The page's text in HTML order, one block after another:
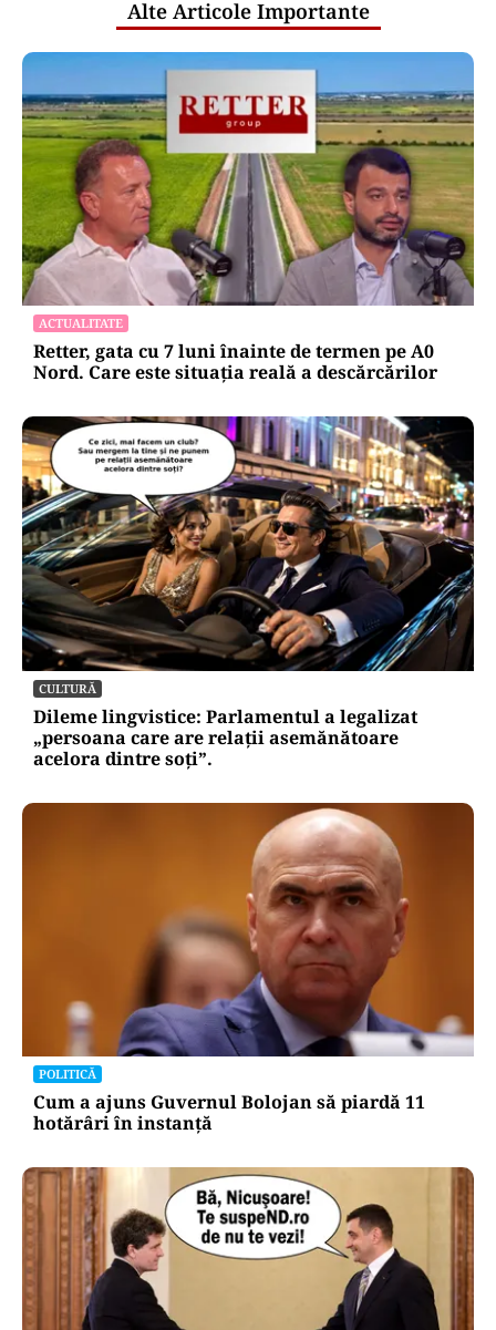
Alte Articole Importante
ACTUALITATE
Retter, gata cu 7 luni înainte de termen pe A0
Nord. Care este situația reală a descărcărilor
CULTURĂ
Dileme lingvistice: Parlamentul a legalizat
„persoana care are relații asemănătoare
acelora dintre soți”.
POLITICĂ
Cum a ajuns Guvernul Bolojan să piardă 11
hotărâri în instanță